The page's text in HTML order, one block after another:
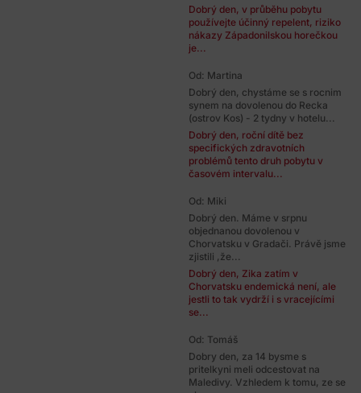
Dobrý den, v průběhu pobytu
používejte účinný repelent, riziko
nákazy Západonilskou horečkou
je...
Od: Martina
Dobrý den, chystáme se s rocnim
synem na dovolenou do Recka
(ostrov Kos) - 2 tydny v hotelu...
Dobrý den, roční dítě bez
specifických zdravotních
problémů tento druh pobytu v
časovém intervalu...
Od: Miki
Dobrý den. Máme v srpnu
objednanou dovolenou v
Chorvatsku v Gradači. Právě jsme
zjistili ,že...
Dobrý den, Zika zatím v
Chorvatsku endemická není, ale
jestli to tak vydrží i s vracejícími
se...
Od: Tomáš
Dobry den, za 14 bysme s
pritelkyni meli odcestovat na
Maledivy. Vzhledem k tomu, ze se